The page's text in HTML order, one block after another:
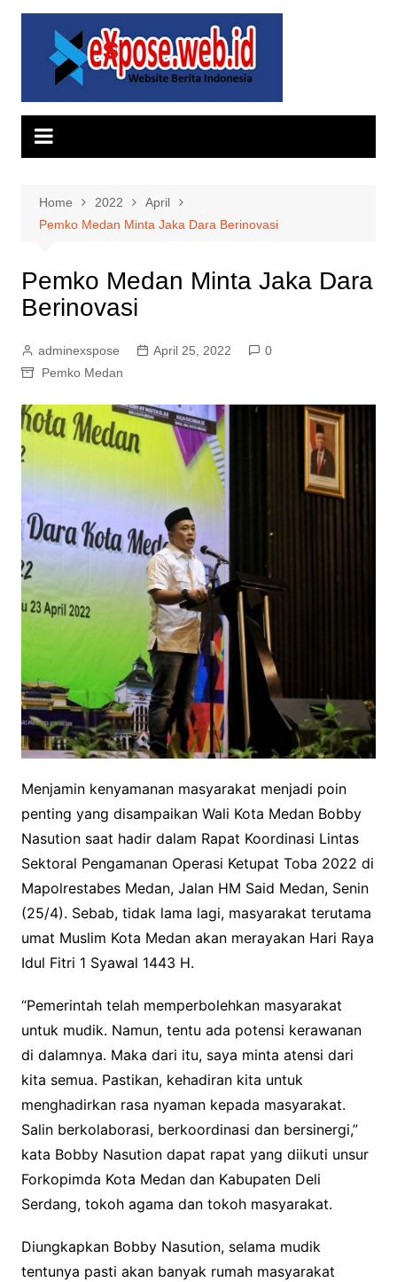
Skip
Home 2022
April
Pemko Medan Minta Jaka Dara Berinovasi
Pemko Medan Minta Jaka Dara
Berinovasi
adminexspose April 25, 2022
0
Pemko Medan
Menjamin kenyamanan masyarakat menjadi poin
penting yang disampaikan Wali Kota Medan Bobby
Nasution saat hadir dalam Rapat Koordinasi Lintas
Sektoral Pengamanan Operasi Ketupat Toba 2022 di
Mapolrestabes Medan, Jalan HM Said Medan, Senin
(25/4). Sebab, tidak lama lagi, masyarakat terutama
umat Muslim Kota Medan akan merayakan Hari Raya
Idul Fitri 1 Syawal 1443 H.
“Pemerintah telah memperbolehkan masyarakat
untuk mudik. Namun, tentu ada potensi kerawanan
di dalamnya. Maka dari itu, saya minta atensi dari
kita semua. Pastikan, kehadiran kita untuk
menghadirkan rasa nyaman kepada masyarakat.
Salin berkolaborasi, berkoordinasi dan bersinergi,”
kata Bobby Nasution dapat rapat yang diikuti unsur
Forkopimda Kota Medan dan Kabupaten Deli
Serdang, tokoh agama dan tokoh masyarakat.
Diungkapkan Bobby Nasution, selama mudik
tentunya pasti akan banyak rumah masyarakat